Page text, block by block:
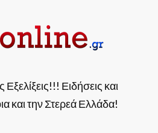
Εξελίξεις!!! Ειδήσεις και
και την Στερεά Ελλάδα!